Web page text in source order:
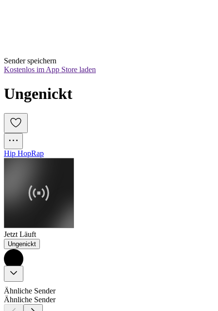
Sender speichern
Kostenlos im App Store laden
Ungenickt
Hip HopRap
Jetzt Läuft
Ungenickt
Ähnliche Sender
Ähnliche Sender